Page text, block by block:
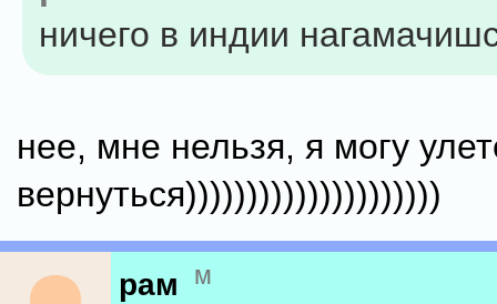
ничего в индии
нее, мне нельзя, я могу
вернуться)))))))))))))))))))))
рам м